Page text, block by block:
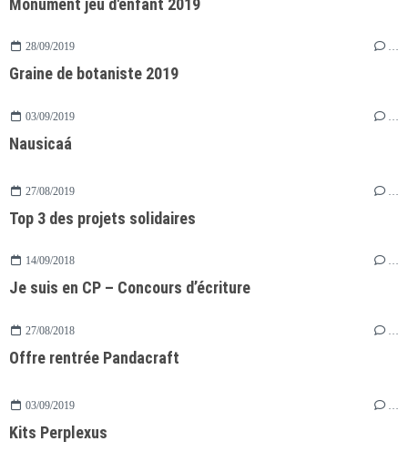
Monument jeu d'enfant 2019
28/09/2019 …
Graine de botaniste 2019
03/09/2019
Nausicaá
27/08/2019 …
Top 3 des projets solidaires
14/09/2018 …
Je suis en CP – Concours d’écriture
27/08/2018
Offre rentrée Pandacraft
03/09/2019 …
Kits Perplexus